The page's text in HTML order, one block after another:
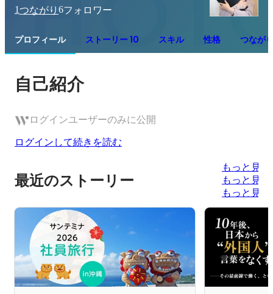
1つながり 6フォロワー
プロフィール ストーリー 10 スキル 性格 つなが
自己紹介
ログインユーザーのみに公開
ログインして続きを読む
最近のストーリー
もっと見る
もっと見る
もっと見る